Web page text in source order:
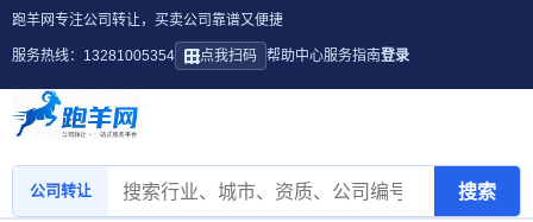
跑羊网专注公司转让，买卖公司靠谱又便捷
服务热线：13281005354 点我扫码 帮助中心服务指南登录
公司转让 搜索